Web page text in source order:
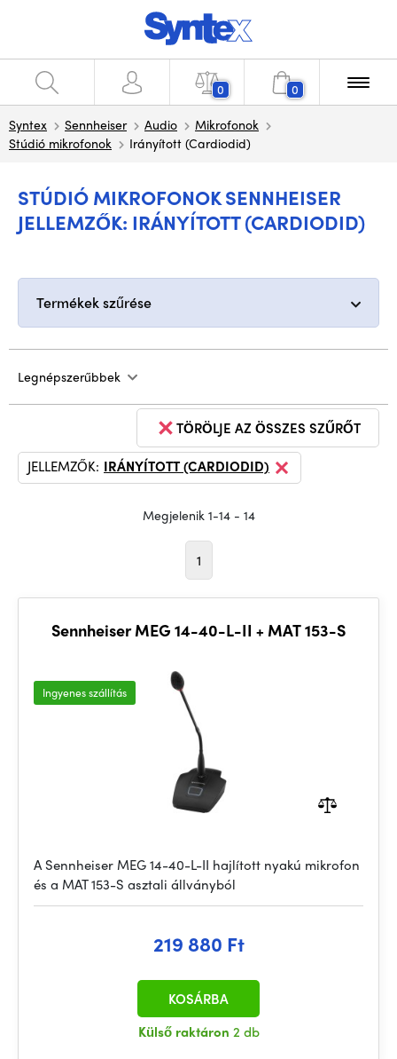
0 0
Syntex Sennheiser Audio
Mikrofonok
Stúdió mikrofonok
Irányított (Cardiodid)
STÚDIÓ MIKROFONOK SENNHEISER
JELLEMZŐK: IRÁNYÍTOTT (CARDIODID)
Termékek szűrése
Legnépszerűbbek
TÖRÖLJE AZ ÖSSZES SZŰRŐT
JELLEMZŐK: IRÁNYÍTOTT (CARDIODID)
Megjelenik 1-14 - 14
1
Sennheiser MEG 14-40-L-II + MAT 153-S
Ingyenes szállítás
A Sennheiser MEG 14-40-L-II hajlított nyakú mikrofon
és a MAT 153-S asztali állványból
219 880 Ft
Külső raktáron 2 db
KOSÁRBA